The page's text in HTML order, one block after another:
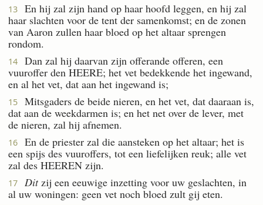
13
En hij zal zijn hand op haar hoofd leggen, en hij zal
haar slachten voor de tent der samenkomst; en de zonen
van Aaron zullen haar bloed op het altaar sprengen
rondom.
14
Dan zal hij daarvan zijn offerande offeren, een
vuuroffer den HEERE; het vet bedekkende het ingewand,
en al het vet, dat aan het ingewand is;
15
Mitsgaders de beide nieren, en het vet, dat daaraan is,
dat aan de weekdarmen is; en het net over de lever, met
de nieren, zal hij afnemen.
16
En de priester zal die aansteken op het altaar; het is
een spijs des vuuroffers, tot een liefelijken reuk; alle vet
zal des HEEREN zijn.
17 Ditzij een eeuwige inzetting voor uw geslachten, in
al uw woningen: geen vet noch bloed zult gij eten.